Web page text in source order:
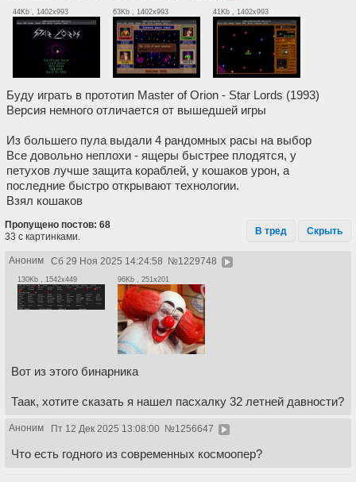
44Kb , 1402x993 63Kb , 1402x993 41Kb , 1402x993
Буду играть в прототип Master of Orion - Star Lords (1993)
Версия немного отличается от вышедшей игры
Из большего пула выдали 4 рандомных расы на выбор
Все довольно неплохи - ящеры быстрее плодятся, у
петухов лучше защита кораблей, у кошаков урон, а
последние быстро открывают технологии.
Взял кошаков
Пропущено постов: 68
33 с картинками.
В тред Скрыть
Аноним Сб 29 Ноя 2025 14:24:58 №1229748
130Kb , 1542x449 96Kb , 251x201
Вот из этого бинарника
Таак, хотите сказать я нашел пасхалку 32 летней давности?
Аноним Пт 12 Дек 2025 13:08:00 №1256647
Что есть годного из современных космоопер?